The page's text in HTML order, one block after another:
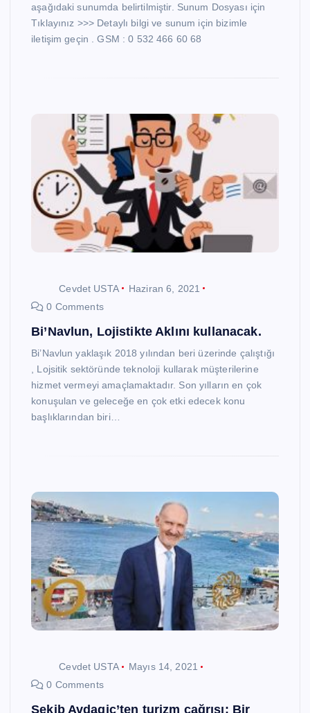
aşağıdaki sunumda belirtilmiştir. Sunum Dosyası için
Tıklayınız >>> Detaylı bilgi ve sunum için bizimle
iletişim geçin . GSM : 0 532 466 60 68
Cevdet USTA
Haziran 6, 2021
0 Comments
Bi’Navlun, Lojistikte Aklını kullanacak.
Bi’Navlun yaklaşık 2018 yılından beri üzerinde çalıştığı
, Lojsitik sektöründe teknoloji kullarak müşterilerine
hizmet vermeyi amaçlamaktadır. Son yılların en çok
konuşulan ve geleceğe en çok etki edecek konu
başlıklarından biri…
Cevdet USTA
Mayıs 14, 2021
0 Comments
Şekib Avdagiç’ten turizm çağrısı: Bir